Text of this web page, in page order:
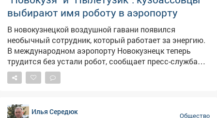
выбирают имя роботу в аэропорту
В новокузнецкой воздушной гавани появился
необычный сотрудник, который работает за энергию.
В международном аэропорту Новокузнецк теперь
трудится без устали робот, сообщает пресс-служба
аэрогавани. Инновационный работник
самостоятельно чистит пол. – Он внимательно следит
аккуратно объезжает, а если путь занят, остановится
и подождёт. Перед началом уборки обязательно
Илья Середюк Общество